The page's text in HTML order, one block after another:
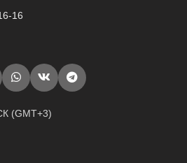
16
(GMT+3)